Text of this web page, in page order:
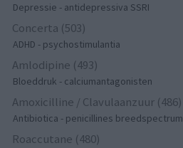
Depressie - antidepressiva SSRI
Concerta (503)
ADHD - psychostimulantia
Amlodipine (493)
Bloeddruk - calciumantagonisten
Amoxicilline / Clavulaanzuur (486)
Antibiotica - penicillines breedspectrum
Roaccutane (480)